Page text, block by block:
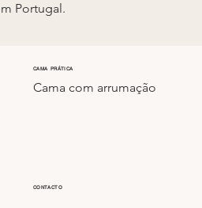
Portugal.
CAMA PRÁTICA
Cama com arrumação
CONTACTO